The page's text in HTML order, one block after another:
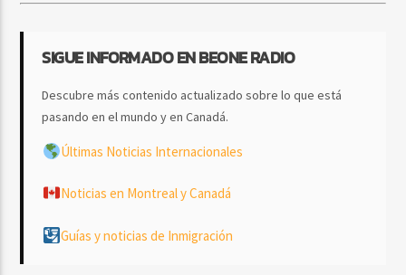
SIGUE INFORMADO EN BEONE RADIO
Descubre más contenido actualizado sobre lo que está
pasando en el mundo y en Canadá.
Últimas Noticias Internacionales
Noticias en Montreal y Canadá
Guías y noticias de Inmigración